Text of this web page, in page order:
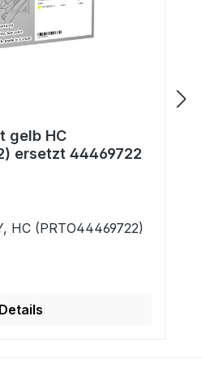
gelb HC
ersetzt 44469722
HC (PRTO44469722)
Details